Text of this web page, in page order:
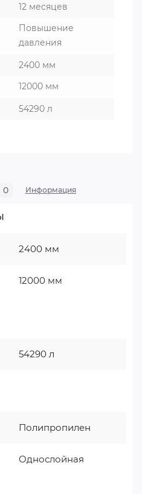
12 месяцев
Повышение
давления
2400 мм
12000 мм
54290 л
0 Информация
2400 мм
12000 мм
54290 л
Полипропилен
Однослойная